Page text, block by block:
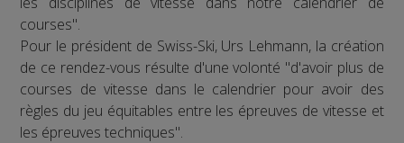
courses".
Pour le président de Swiss-Ski, Urs Lehmann, la création
de ce rendez-vous résulte d'une volonté "d'avoir plus de
courses de vitesse dans le calendrier pour avoir des
règles du jeu équitables entre les épreuves de vitesse et
les épreuves techniques".